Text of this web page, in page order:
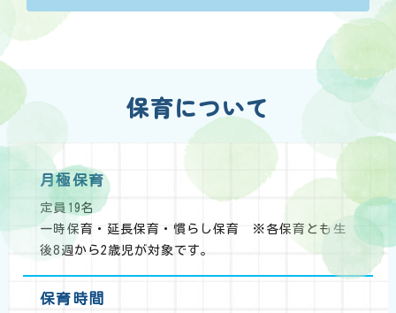
保育について
月極保育
定員19名
一時保育・延長保育・慣らし保育 ※各保育とも生
後8週から2歳児が対象です。
保育時間